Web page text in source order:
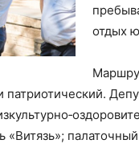
отдых
«Витязь»;